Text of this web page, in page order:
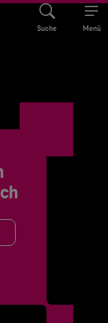
Suche Menü